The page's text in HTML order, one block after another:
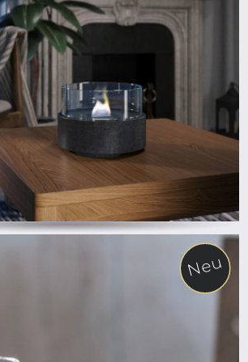
ab
Neu